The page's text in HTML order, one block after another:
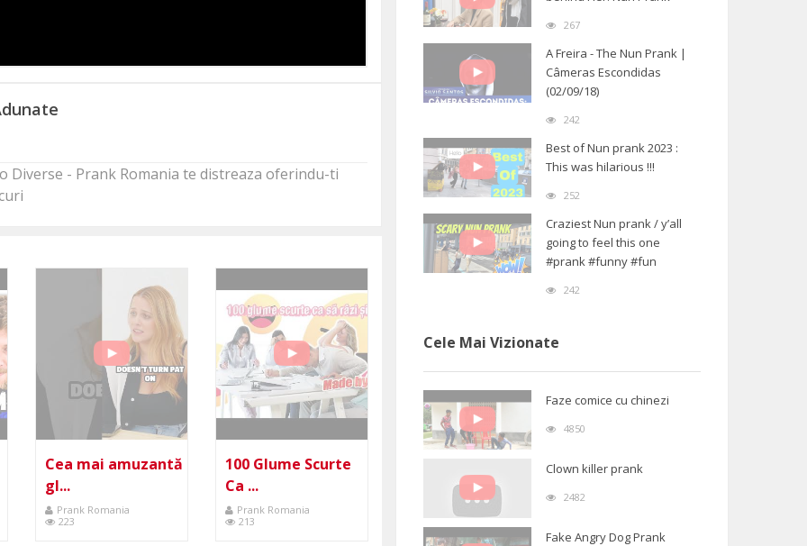
Diverse - Prank Romania te distreaza oferindu-ti
Cea mai amuzantă
gl...
Prank Romania
223
100 Glume Scurte
Ca ...
Prank Romania
213
267
A Freira - The Nun Prank |
Câmeras Escondidas
(02/09/18)
242
Best of Nun prank 2023 :
This was hilarious !!!
252
Craziest Nun prank / y’all
going to feel this one
#prank #funny #fun
242
Cele Mai Vizionate
Faze comice cu chinezi
4850
Clown killer prank
2482
Fake Angry Dog Prank